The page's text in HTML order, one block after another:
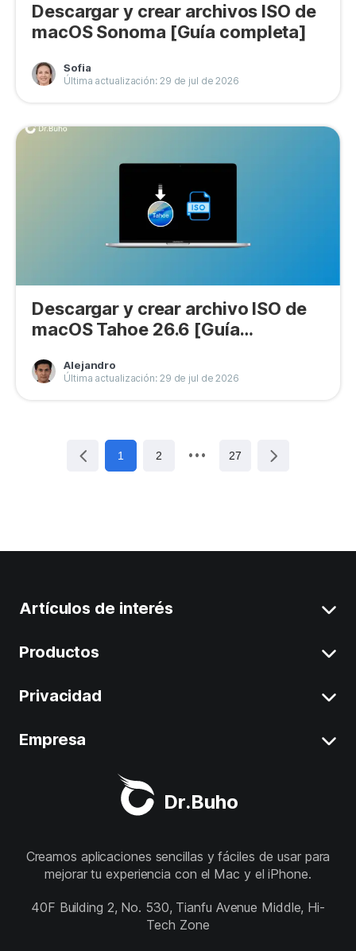
Descargar y crear archivos ISO de
macOS Sonoma [Guía completa]
Sofia
Última actualización: 29 de jul de 2026
Descargar y crear archivo ISO de
macOS Tahoe 26.6 [Guía
Alejandro
Última actualización: 29 de jul de 2026
1 2 27
Dr.Buho
Creamos aplicaciones sencillas y fáciles de usar para
mejorar tu experiencia con el Mac y el iPhone.
40F Building 2, No. 530, Tianfu Avenue Middle, Hi-
Tech Zone
Artículos de interés
Eliminar Datos del Sistema en Mac
Desinstalar Aplicaciones en Mac
Mejores Limpiadores para Mac
Productos
BuhoCleaner
BuhoUnlocker
BuhoLaunchpad
Privacidad
Términos
Politica de Reembolso
Empresa
Tienda
Síganos